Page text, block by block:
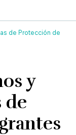
de Protección de
y
de